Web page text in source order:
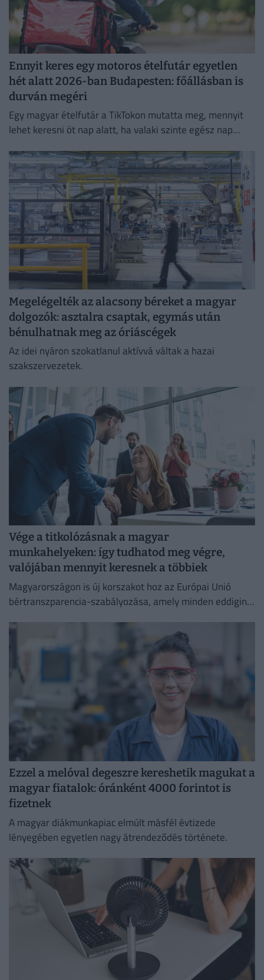
Ennyit keres egy motoros ételfutár egyetlen
hét alatt 2026-ban Budapesten: főállásban is
durván megéri
Egy magyar ételfutár a TikTokon mutatta meg, mennyit
lehet keresni öt nap alatt, ha valaki szinte egész nap
Megelégelték az alacsony béreket a magyar
dolgozók: asztalra csaptak, egymás után
bénulhatnak meg az óriáscégek
Az idei nyáron szokatlanul aktívvá váltak a hazai
szakszervezetek.
Vége a titkolózásnak a magyar
munkahelyeken: így tudhatod meg végre,
valójában mennyit keresnek a többiek
Magyarországon is új korszakot hoz az Európai Unió
bértranszparencia-szabályozása, amely minden eddiginél
Ezzel a melóval degeszre kereshetik magukat a
magyar fiatalok: óránként 4000 forintot is
fizetnek
A magyar diákmunkapiac elmúlt másfél évtizede
lényegében egyetlen nagy átrendeződés története.